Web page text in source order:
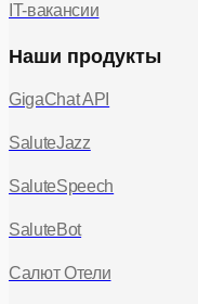
IT-вакансии
Наши продукты
GigaChat API
SaluteJazz
SaluteSpeech
SaluteBot
Салют Отели